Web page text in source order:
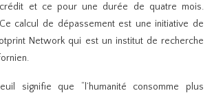
et ce pour une durée de quatre mois.
calcul de dépassement est une initiative de
Network qui est un institut de recherche
signifie que “l’humanité consomme plus